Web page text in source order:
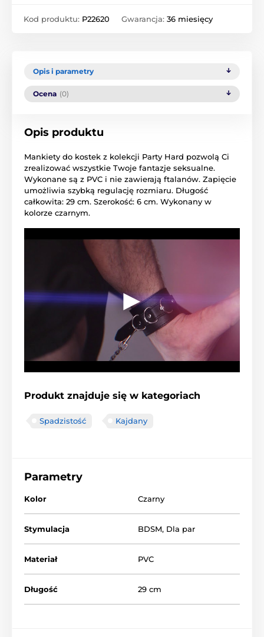
Kod produktu: P22620 Gwarancja: 36 miesięcy
Opis i parametry
Ocena (0)
Opis produktu
Mankiety do kostek z kolekcji Party Hard pozwolą Ci
zrealizować wszystkie Twoje fantazje seksualne.
Wykonane są z PVC i nie zawierają ftalanów. Zapięcie
umożliwia szybką regulację rozmiaru. Długość
całkowita: 29 cm. Szerokość: 6 cm. Wykonany w
kolorze czarnym.
Produkt znajduje się w kategoriach
Spadzistość Kajdany
Parametry
Kolor Czarny
Stymulacja BDSM, Dla par
Materiał PVC
Długość 29 cm